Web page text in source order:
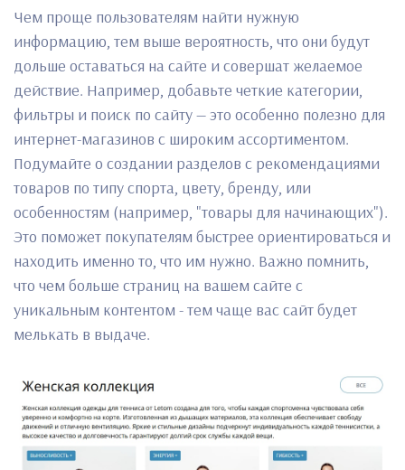
Чем проще пользователям найти нужную
информацию, тем выше вероятность, что они будут
дольше оставаться на сайте и совершат желаемое
действие. Например, добавьте четкие категории,
фильтры и поиск по сайту — это особенно полезно для
интернет-магазинов с широким ассортиментом.
Подумайте о создании разделов с рекомендациями
товаров по типу спорта, цвету, бренду, или
особенностям (например, "товары для начинающих").
Это поможет покупателям быстрее ориентироваться и
находить именно то, что им нужно. Важно помнить,
что чем больше страниц на вашем сайте с
уникальным контентом - тем чаще вас сайт будет
мелькать в выдаче.